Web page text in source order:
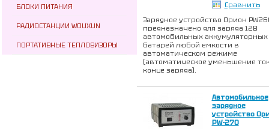
БЛОКИ ПИТАНИЯ
РАДИОСТАНЦИИ WOUXUN
ПОРТАТИВНЫЕ ТЕПЛОВИЗОРЫ
Сравнить
Зарядное устройство Орион
предназначено для заряда 12В
автомобильных аккумуляторных
батарей любой емкости в
автоматическом режиме
(автоматическое уменьшение
конце заряда).
Автомобильное
зарядное
устройство
PW-270